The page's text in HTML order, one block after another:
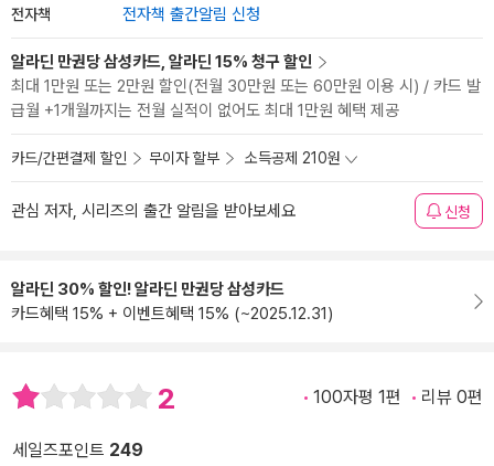
전자책 전자책 출간알림 신청
알라딘 만권당 삼성카드, 알라딘 15% 청구 할인
최대 1만원 또는 2만원 할인(전월 30만원 또는 60만원 이용 시) / 카드 발
급월 +1개월까지는 전월 실적이 없어도 최대 1만원 혜택 제공
카드/간편결제 할인 무이자 할부 소득공제 210원
관심 저자, 시리즈의 출간 알림을 받아보세요 신청
알라딘 30% 할인! 알라딘 만권당 삼성카드
카드혜택 15% + 이벤트혜택 15% (~2025.12.31)
2 100자평 1편 리뷰 0편
세일즈포인트 249